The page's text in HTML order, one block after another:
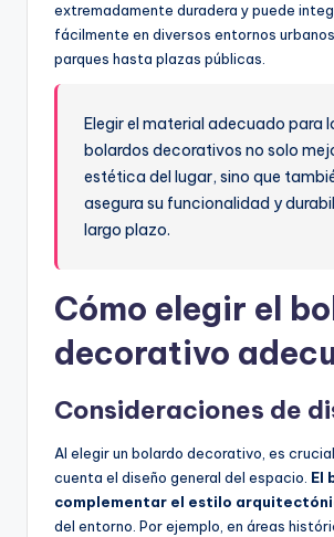
extremadamente duradera y puede
fácilmente en diversos entornos
parques hasta plazas públicas.
Elegir el material adecuado para
bolardos decorativos no solo
estética del lugar, sino que
asegura su funcionalidad y
largo plazo.
Cómo elegir el
decorativo
Consideraciones de
Al elegir un bolardo decorativo, es
cuenta el diseño general del espacio. El
complementar el estilo
del entorno. Por ejemplo, en áreas